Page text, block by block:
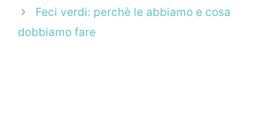
Feci verdi: perchè le abbiamo e cosa
dobbiamo fare